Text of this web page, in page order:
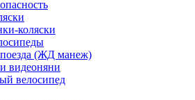
коляски
(ЖД манеж)
видеоняни
велосипед